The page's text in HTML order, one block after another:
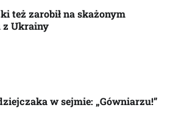
też zarobił na skażonym
z Ukrainy
w sejmie: „Gówniarzu!”